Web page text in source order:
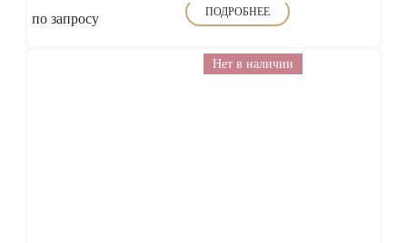
по запросу ПОДРОБНЕЕ
Нет в наличии